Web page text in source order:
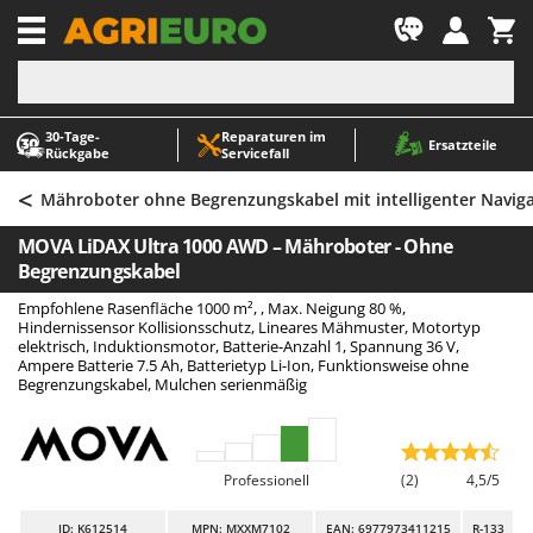
30‑Tage-
Rückgabe
Reparaturen im
Servicefall
Ersatzteile
-1
A
Abbeermaschinen - Traubenmühlen
Abfüllgeräte
Akku Gartenscheren
Akku Gras- und Strauchscheren
Akku-Stichsägen
Allzwecktransporter - Motorschubkarren
Alu-Teleskopleitern
Arbeitsschutzkleidung
A
ABAC
AgriEuro Premium
AgriEuro TOP-LINE
AGT
Aima
Airmec
AL-KO
Alce
< Mähroboter ohne Begrenzungskabel mit intelligenter
MOVA LiDAX Ultra 1000 AWD – Mähroboter - Ohne
Begrenzungskabel
Empfohlene Rasenfläche 1000 m², , Max. Neigung 80 %,
Hindernissensor Kollisionsschutz, Lineares Mähmuster, Motortyp
elektrisch, Induktionsmotor, Batterie-Anzahl 1, Spannung 36 V,
Ampere Batterie 7.5 Ah, Batterietyp Li-Ion, Funktionsweise ohne
Begrenzungskabel, Mulchen serienmäßig
Professionell (2) 4,5/5
ID: K612514 MPN: MXXM7102 EAN: 6977973411215 R-133